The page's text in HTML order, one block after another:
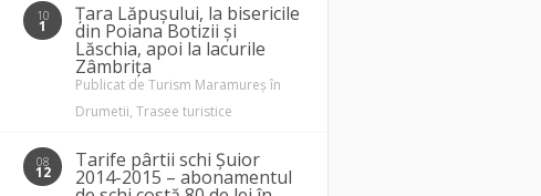
10
1
Țara Lăpușului, la bisericile
din Poiana Botizii și
Lăschia, apoi la lacurile
Zâmbrița
Publicat de Turism Maramureș în
Drumetii, Trasee turistice
08
12
Tarife pârtii schi Șuior
2014-2015 – abonamentul